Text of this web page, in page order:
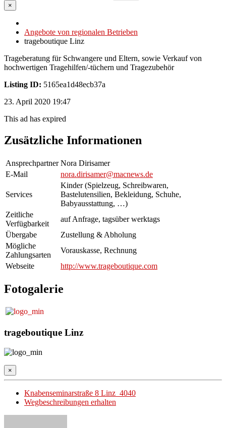
×
Angebote von regionalen Betrieben
trageboutique Linz
Trageberatung für Schwangere und Eltern, sowie Verkauf von
hochwertigen Tragehilfen/-tüchern und Tragezubehör
Listing ID: 5165ea1d48ecb37a
23. April 2020 19:47
This ad has expired
Zusätzliche Informationen
Ansprechpartner Nora Dirisamer
E-Mail
nora.dirisamer@macnews.de
Services
Kinder (Spielzeug, Schreibwaren,
Bastelutensilien, Bekleidung, Schuhe,
Babyausstattung, …)
Zeitliche
Verfügbarkeit
auf Anfrage, tagsüber werktags
Übergabe
Zustellung & Abholung
Mögliche
Zahlungsarten
Vorauskasse, Rechnung
Webseite
http://www.trageboutique.com
Fotogalerie
trageboutique Linz
×
Knabenseminarstraße 8 Linz 4040
Wegbeschreibungen erhalten